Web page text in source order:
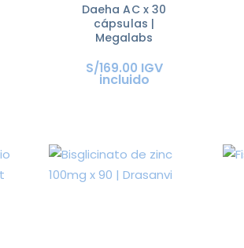
Daeha AC x 30
cápsulas |
Megalabs
S/169.00 IGV
incluido